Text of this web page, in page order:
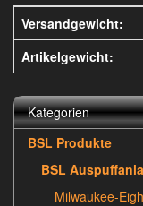
Versandgewicht:
Artikelgewicht:
Kategorien
BSL Produkte
BSL
Milwaukee-